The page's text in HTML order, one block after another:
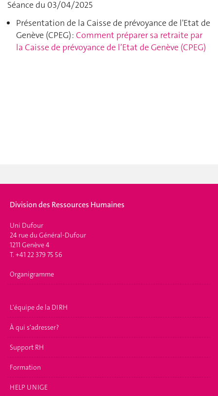
Séance du 03/04/2025
Présentation de la Caisse de prévoyance de l'Etat de
Genève (CPEG) : Comment préparer sa retraite par
la Caisse de prévoyance de l’Etat de Genève (CPEG)
Division des Ressources Humaines
Uni Dufour
24 rue du Général-Dufour
1211 Genève 4
T. +41 22 379 75 56
Organigramme
L'équipe de la DIRH
À qui s'adresser?
Support RH
Formation
HELP UNIGE